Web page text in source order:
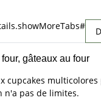
gâteaux au four
cupcakes
n'a pas de limites.